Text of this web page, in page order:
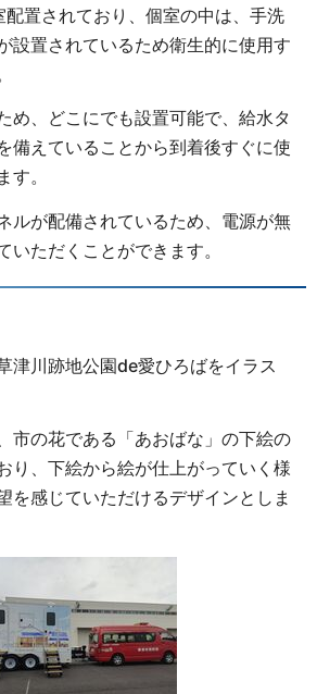
置されており、個室の中は、手洗
設置されているため衛生的に使用す
め、どこにでも設置可能で、給水タ
備えていることから到着後すぐに使
。
ルが配備されているため、電源が無
いただくことができます。
津川跡地公園de愛ひろばをイラス
市の花である「あおばな」の下絵の
り、下絵から絵が仕上がっていく様
を感じていただけるデザインとしま